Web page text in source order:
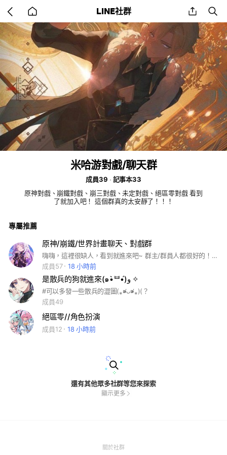
back
to
home
LINE社群 share
米哈游對戲/聊天群
成員39
記事本33
原神對戲、崩鐵對戲、崩三對戲、未定對戲、絕區零對戲 看到
了就加入吧！ 這個群真的太安靜了！！！
專屬推薦
原神/崩鐵/世界計畫聊天、對戲群
嗨嗨，這裡很缺人，看到就進來吧~ 群主/群員人都很好的！ （尤其是幽默的群主（劃掉 群規的話，按下面的按鈕完再看吧~可以對戲和聊天！
成員57
18 小時前
是散兵的狗就進來(๑•̀ᄇ•́)و ✧
#可以多發一些散兵的澀圖(⁎⁍̴̛ᴗ⁍̴̛⁎)(？
成員49
絕區零//角色扮演
成員12 18 小時前
還有其他眾多社群等您來探索
顯示更多
關於社群(Open